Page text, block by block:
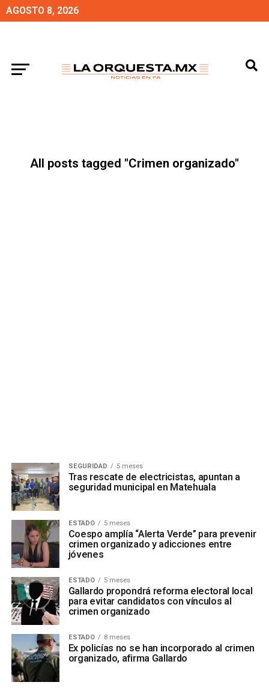
AGOSTO 8, 2026
All posts tagged "Crimen organizado"
SEGURIDAD 5 meses
Tras rescate de electricistas, apuntan a
seguridad municipal en Matehuala
ESTADO 5 meses
Coespo amplía “Alerta Verde” para prevenir
crimen organizado y adicciones entre
jóvenes
ESTADO 5 meses
Gallardo propondrá reforma electoral local
para evitar candidatos con vínculos al
crimen organizado
ESTADO 8 meses
Ex policías no se han incorporado al crimen
organizado, afirma Gallardo